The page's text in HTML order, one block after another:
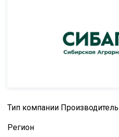
Тип компании Производитель
Регион